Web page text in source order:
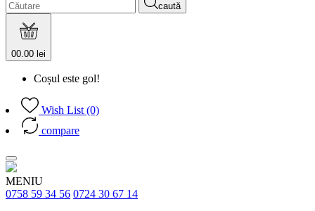
caută
00.00 lei
Coșul este gol!
Wish List (0)
compare
MENIU
0758 59 34 56 0724 30 67 14